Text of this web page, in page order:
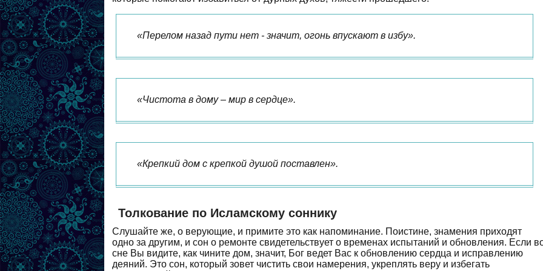
«Перелом назад пути нет - значит, огонь впускают в избу».
«Чистота в дому – мир в сердце».
«Крепкий дом с крепкой душой поставлен».
Толкование по Исламскому соннику
Слушайте же, о верующие, и примите это как напоминание. Поистине, знамения приходят
одно за другим, и сон о ремонте свидетельствует о временах испытаний и обновления. Если
сне Вы видите, как чините дом, значит, Бог ведет Вас к обновлению сердца и исправлению
деяний. Это сон, который зовет чистить свои намерения, укреплять веру и избегать